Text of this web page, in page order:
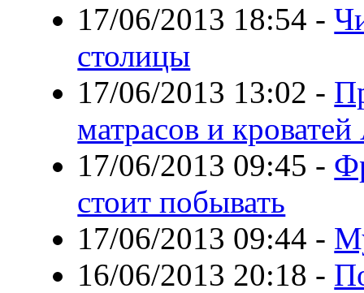
17/06/2013 18:54 -
столицы
17/06/2013 13:02 -
матрасов и
17/06/2013 09:45 -
стоит побывать
17/06/2013 09:44 -
16/06/2013 20:18 -